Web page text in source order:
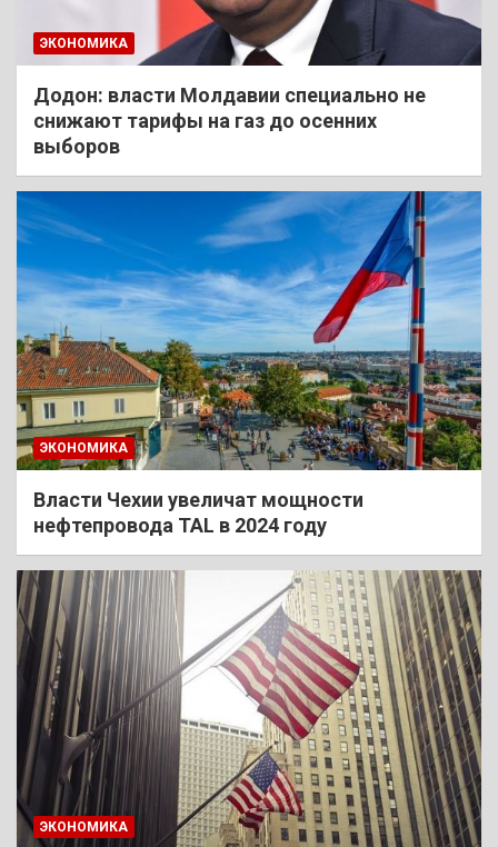
ЭКОНОМИКА
Додон: власти Молдавии специально не
снижают тарифы на газ до осенних
выборов
ЭКОНОМИКА
Власти Чехии увеличат мощности
нефтепровода TAL в 2024 году
ЭКОНОМИКА